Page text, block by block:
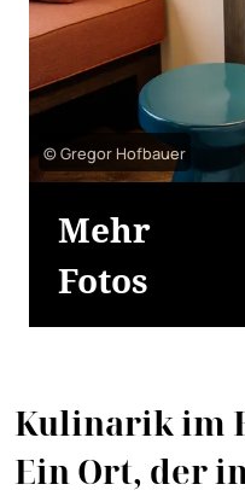
© Gregor Hofbauer
Mehr
Fotos
Kulinarik im
Ein Ort, der